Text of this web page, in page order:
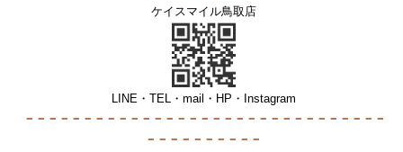
ケイスマイル鳥取店
LINE・TEL・mail・HP・Instagram
－－－－－－－－－－－－－－－－－－ －－－－－－－－－－－－－
－－－－－－－－－－